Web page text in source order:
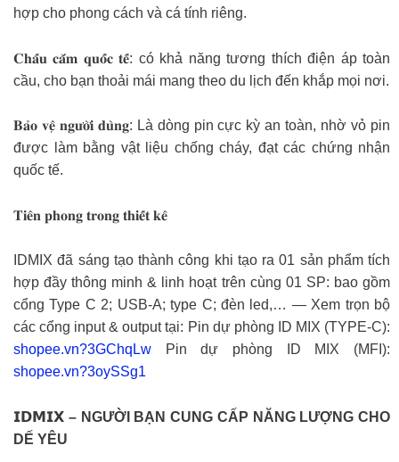
hợp cho phong cách và cá tính riêng.
𝐂𝐡𝐚̂́𝐮 𝐜𝐚̆́𝐦 𝐪𝐮𝐨̂́𝐜 𝐭𝐞̂́: có khả năng tương thích điện áp toàn
cầu, cho bạn thoải mái mang theo du lịch đến khắp mọi nơi.
𝐁𝐚̉𝐨 𝐯𝐞̣̂ 𝐧𝐠𝐮̛𝐨̛̀𝐢 𝐝𝐮̀𝐧𝐠: Là dòng pin cực kỳ an toàn, nhờ vỏ pin
được làm bằng vật liệu chống cháy, đạt các chứng nhận
quốc tế.
𝐓𝐢𝐞̂𝐧 𝐩𝐡𝐨𝐧𝐠 𝐭𝐫𝐨𝐧𝐠 𝐭𝐡𝐢𝐞̂́𝐭 𝐤𝐞̂
IDMIX đã sáng tạo thành công khi tạo ra 01 sản phẩm tích
hợp đầy thông minh & linh hoạt trên cùng 01 SP: bao gồm
cổng Type C 2; USB-A; type C; đèn led,… — Xem trọn bộ
các cổng input & output tại: Pin dự phòng ID MIX (TYPE-C):
shopee.vn?3GChqLw Pin dự phòng ID MIX (MFI):
shopee.vn?3oySSg1
𝗜𝗗𝗠𝗜𝗫 – NGƯỜI BẠN CUNG CẤP NĂNG LƯỢNG CHO
DẾ YÊU